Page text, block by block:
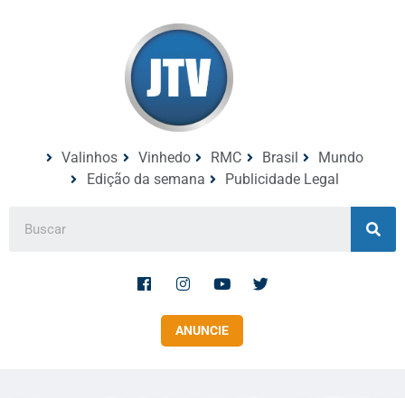
Valinhos Vinhedo RMC Brasil
Mundo
Edição da semana
Publicidade Legal
ANUNCIE